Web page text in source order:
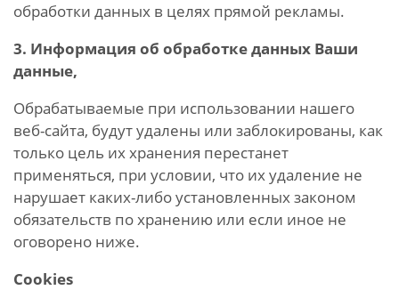
обработки данных в целях прямой рекламы.
3. Информация об обработке данных Ваши
данные,
Обрабатываемые при использовании нашего
веб-сайта, будут удалены или заблокированы, как
только цель их хранения перестанет
применяться, при условии, что их удаление не
нарушает каких-либо установленных законом
обязательств по хранению или если иное не
оговорено ниже.
Cookies